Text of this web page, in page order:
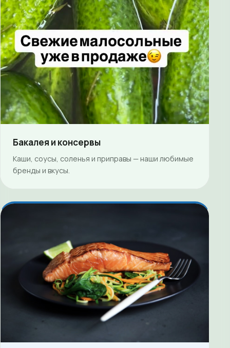
Бакалея и консервы
Каши, соусы, соленья и приправы — наши любимые
бренды и вкусы.